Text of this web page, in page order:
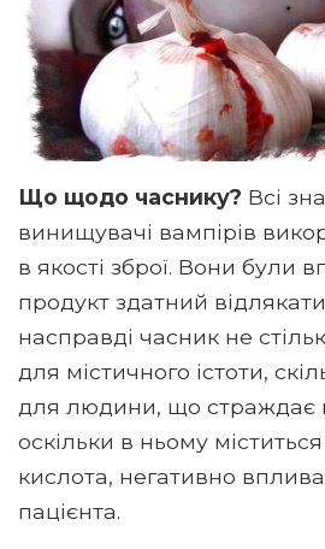
Що щодо часнику? Всі
винищувачі вампірів
в якості зброї. Вони були
продукт здатний
насправді часник не
для містичного істоти,
для людини, що страждає
оскільки в ньому
кислота, негативно
пацієнта.